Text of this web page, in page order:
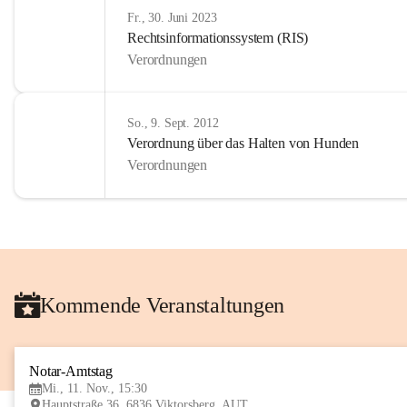
Fr., 30. Juni 2023
Rechtsinformationssystem (RIS)
Verordnungen
So., 9. Sept. 2012
Verordnung über das Halten von Hunden
Verordnungen
Kommende Veranstaltungen
Notar-Amtstag
Mi., 11. Nov., 15:30